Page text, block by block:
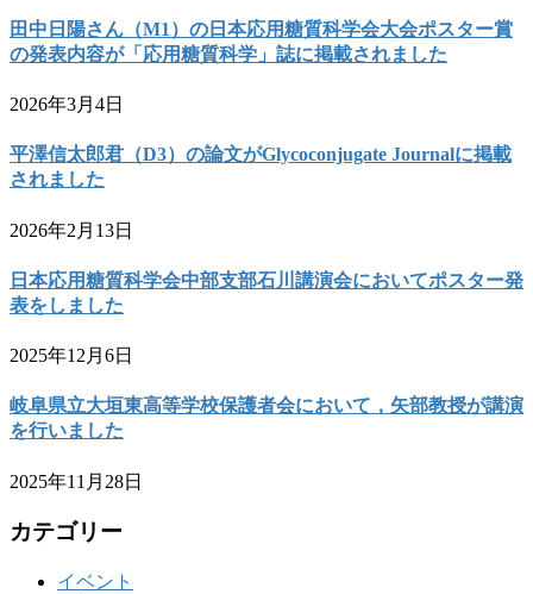
田中日陽さん（M1）の日本応用糖質科学会大会ポスター賞
の発表内容が「応用糖質科学」誌に掲載されました
2026年3月4日
平澤信太郎君（D3）の論文がGlycoconjugate Journalに掲載
されました
2026年2月13日
日本応用糖質科学会中部支部石川講演会においてポスター発
表をしました
2025年12月6日
岐阜県立大垣東高等学校保護者会において，矢部教授が講演
を行いました
2025年11月28日
カテゴリー
イベント